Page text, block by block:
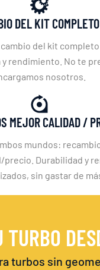
DEL KIT COMPLETO
cambio del kit
rendimiento. No te
nosotros.
MEJOR CALIDAD /
mundos:
precio. Durabilidad y
sin gastar de
TURBO
turbos sin